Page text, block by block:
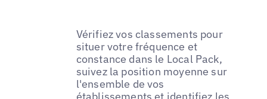
Vérifiez vos classements pour
situer votre fréquence et
constance dans le Local Pack,
suivez la position moyenne sur
l'ensemble de vos